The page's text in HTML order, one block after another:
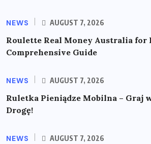
NEWS AUGUST 7, 2026
Roulette Real Money Australia for
Comprehensive Guide
NEWS AUGUST 7, 2026
Ruletka Pieniądze Mobilna – Graj
Drogę!
NEWS AUGUST 7, 2026